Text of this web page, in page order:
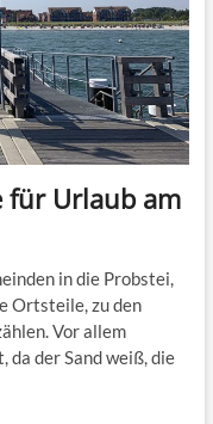
für Urlaub am
in die Probstei,
Ortsteile, zu den
Vor allem
der Sand weiß, die